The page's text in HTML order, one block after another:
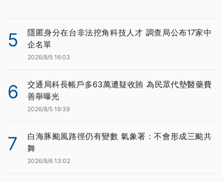
5
隱匿身分在台非法挖角科技人才 調查局公布17家中
企名單
2026/8/5 16:03
6
交通局科長帳戶多63萬遭疑收賄 為民眾代墊醫藥費
善舉曝光
2026/8/5 19:39
7
白海豚颱風路徑仍有變數 氣象署：不會形成三颱共
舞
2026/8/6 13:02